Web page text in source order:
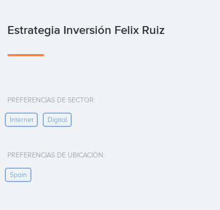
Estrategia Inversión Felix Ruiz
PREFERENCIAS DE SECTOR:
Internet Digital
PREFERENCIAS DE UBICACIÓN:
Spain